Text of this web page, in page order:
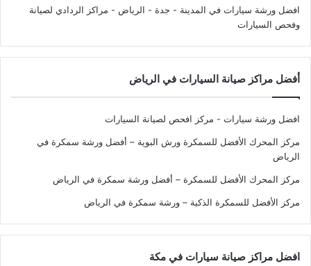
افضل ورشة سيارات في المدينة - جدة - الرياض - مراكز الردادي لصيانة
وفحص السيارات
أفضل مراكز صيانة السيارات في الرياض
افضل ورشة سيارات - مركز افحص لصيانة السيارات
مركز المحرك الأفضل للسمكرة ورش البوية – أفضل ورشة سمكرة في
الرياض
مركز المحرك الأفضل للسمكرة – أفضل ورشة سمكرة في الرياض
مركز الأفضل للسمكرة الذكية – ورشة سمكرة في الرياض
افضل مراكز صيانة سيارات في مكة